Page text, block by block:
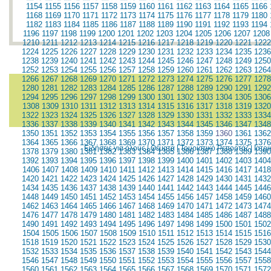
1154 1155 1156 1157 1158 1159 1160 1161 1162 1163 1164 1165 1166
1168 1169 1170 1171 1172 1173 1174 1175 1176 1177 1178 1179 1180
1182 1183 1184 1185 1186 1187 1188 1189 1190 1191 1192 1193 1194
1196 1197 1198 1199 1200 1201 1202 1203 1204 1205 1206 1207 1208
1210 1211 1212 1213 1214 1215 1216 1217 1218 1219 1220 1221 1222
1224 1225 1226 1227 1228 1229 1230 1231 1232 1233 1234 1235 1236
1238 1239 1240 1241 1242 1243 1244 1245 1246 1247 1248 1249 1250
1252 1253 1254 1255 1256 1257 1258 1259 1260 1261 1262 1263 1264
1266 1267 1268 1269 1270 1271 1272 1273 1274 1275 1276 1277 1278
1280 1281 1282 1283 1284 1285 1286 1287 1288 1289 1290 1291 1292
1294 1295 1296 1297 1298 1299 1300 1301 1302 1303 1304 1305 1306
1308 1309 1310 1311 1312 1313 1314 1315 1316 1317 1318 1319 1320
1322 1323 1324 1325 1326 1327 1328 1329 1330 1331 1332 1333 1334
1336 1337 1338 1339 1340 1341 1342 1343 1344 1345 1346 1347 1348
1350 1351 1352 1353 1354 1355 1356 1357 1358 1359 1360 1361 1362
1364 1365 1366 1367 1368 1369 1370 1371 1372 1373 1374 1375 1376
1378 1379 1380 1381 1382 1383 1384 1385 1386 1387 1388 1389 1390
1392 1393 1394 1395 1396 1397 1398 1399 1400 1401 1402 1403 1404
1406 1407 1408 1409 1410 1411 1412 1413 1414 1415 1416 1417 1418
1420 1421 1422 1423 1424 1425 1426 1427 1428 1429 1430 1431 1432
1434 1435 1436 1437 1438 1439 1440 1441 1442 1443 1444 1445 1446
1448 1449 1450 1451 1452 1453 1454 1455 1456 1457 1458 1459 1460
1462 1463 1464 1465 1466 1467 1468 1469 1470 1471 1472 1473 1474
1476 1477 1478 1479 1480 1481 1482 1483 1484 1485 1486 1487 1488
1490 1491 1492 1493 1494 1495 1496 1497 1498 1499 1500 1501 1502
1504 1505 1506 1507 1508 1509 1510 1511 1512 1513 1514 1515 1516
1518 1519 1520 1521 1522 1523 1524 1525 1526 1527 1528 1529 1530
1532 1533 1534 1535 1536 1537 1538 1539 1540 1541 1542 1543 1544
1546 1547 1548 1549 1550 1551 1552 1553 1554 1555 1556 1557 1558
Ειδήσεις για όλους|Θέματα|Τουριστικό Ρεπορτάζ|